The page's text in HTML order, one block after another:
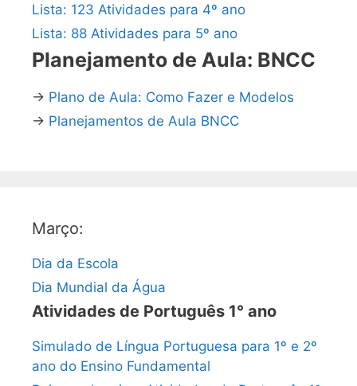
Lista: 123 Atividades para 4º ano
Lista: 88 Atividades para 5º ano
Planejamento de Aula: BNCC
→ Plano de Aula: Como Fazer e Modelos
→ Planejamentos de Aula BNCC
Março:
Dia da Escola
Dia Mundial da Água
Atividades de Português 1° ano
Simulado de Língua Portuguesa para 1º e 2º
ano do Ensino Fundamental